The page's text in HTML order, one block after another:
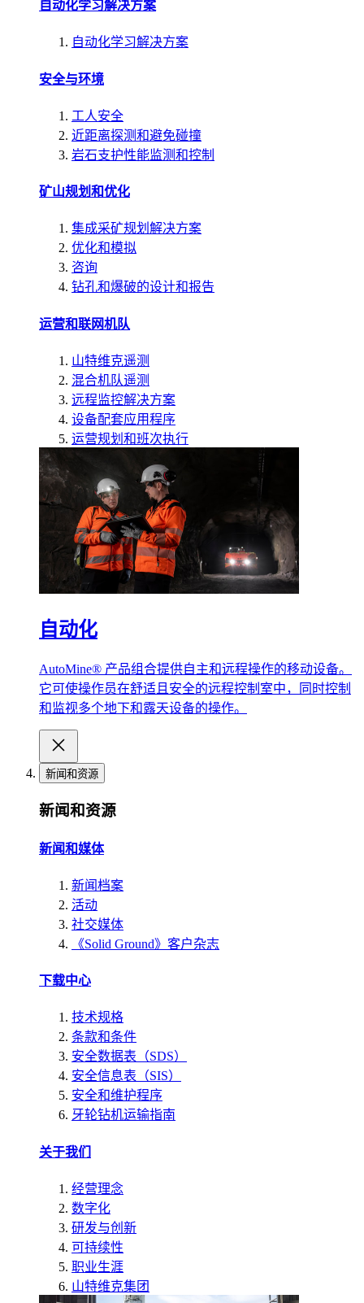
自动化学习解决方案
自动化学习解决方案
安全与环境
工人安全
近距离探测和避免碰撞
岩石支护性能监测和控制
矿山规划和优化
集成采矿规划解决方案
优化和模拟
咨询
钻孔和爆破的设计和报告
运营和联网机队
山特维克遥测
混合机队遥测
远程监控解决方案
设备配套应用程序
运营规划和班次执行
自动化
AutoMine® 产品组合提供自主和远程操作的移动设备。
它可使操作员在舒适且安全的远程控制室中，同时控制
和监视多个地下和露天设备的操作。
新闻和资源
新闻和资源
新闻和媒体
新闻档案
活动
社交媒体
《Solid Ground》客户杂志
下载中心
技术规格
条款和条件
安全数据表（SDS）
安全信息表（SIS）
安全和维护程序
牙轮钻机运输指南
关于我们
经营理念
数字化
研发与创新
可持续性
职业生涯
山特维克集团